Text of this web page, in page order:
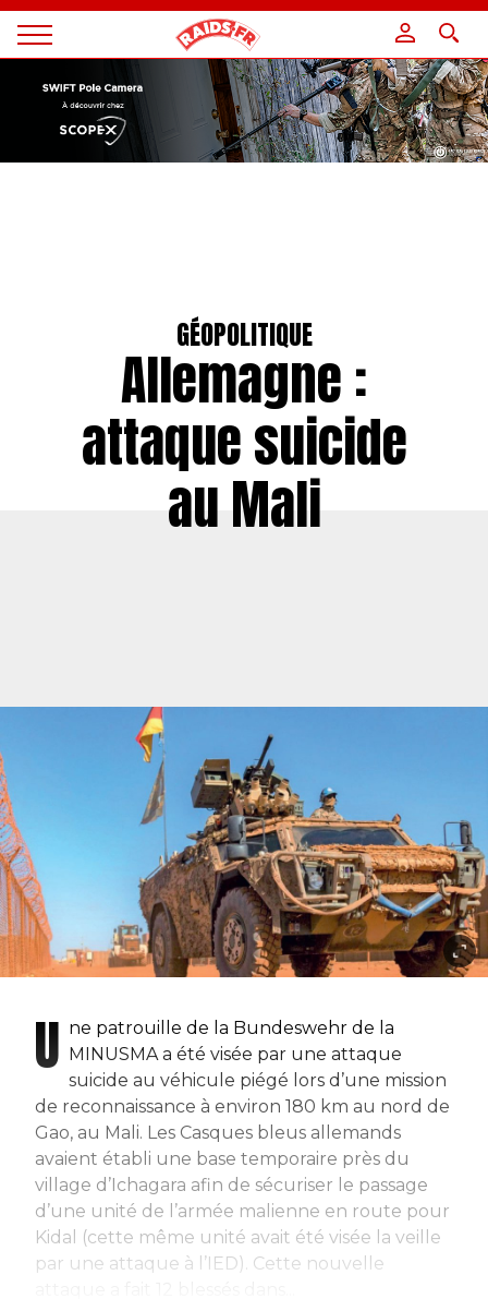
Magazine
GÉOPOLITIQUE
Allemagne :
attaque suicide
au Mali
U ne patrouille de la Bundeswehr de la
MINUSMA a été visée par une attaque
suicide au véhicule piégé lors d’une mission
de reconnaissance à environ 180 km au nord de
Gao, au Mali. Les Casques bleus allemands
avaient établi une base temporaire près du
village d’Ichagara afin de sécuriser le passage
d’une unité de l’armée malienne en route pour
Kidal (cette même unité avait été visée la veille
par une attaque à l’IED). Cette nouvelle
Panneau de gestion des cookies